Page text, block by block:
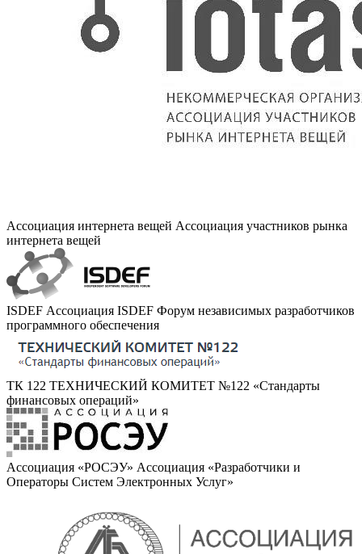
Ассоциация интернета вещей Ассоциация участников рынка
интернета вещей
ISDEF Ассоциация ISDEF Форум независимых разработчиков
программного обеспечения
ТК 122 ТЕХНИЧЕСКИЙ КОМИТЕТ №122 «Стандарты
финансовых операций»
Ассоциация «РОСЭУ» Ассоциация «Разработчики и
Операторы Систем Электронных Услуг»